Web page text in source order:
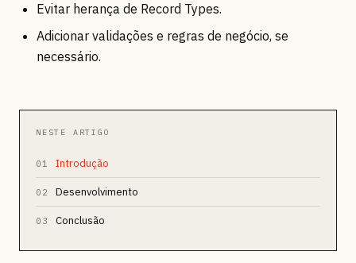
Evitar herança de Record Types.
Adicionar validações e regras de negócio, se
necessário.
NESTE ARTIGO
01 Introdução
02 Desenvolvimento
03 Conclusão